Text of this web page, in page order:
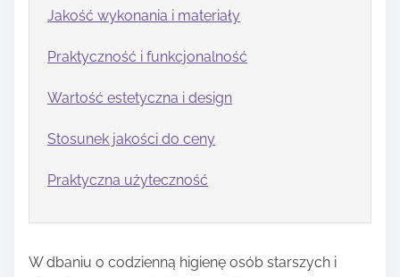
Jakość wykonania i materiały
Praktyczność i funkcjonalność
Wartość estetyczna i design
Stosunek jakości do ceny
Praktyczna użyteczność
W dbaniu o codzienną higienę osób starszych i